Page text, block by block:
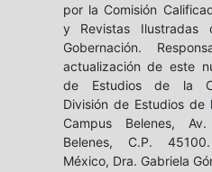
por la Comisión
y Revistas Ilustradas
Gobernación.
actualización de este
de Estudios de la
División de Estudios de
Campus Belenes,
Belenes, C.P.
México, Dra. Gabriela